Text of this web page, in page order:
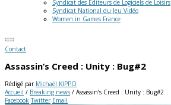
Syndicat des Editeurs de Logiciels de Loisirs
Syndicat National du Jeu Vidéo
Women in Games France
Contact
Assassin’s Creed : Unity : Bug#2
Rédigé par Michaël KIPPO
Accueil / Breaking news / Assassin’s Creed : Unity : Bug#2
Facebook Twitter Email